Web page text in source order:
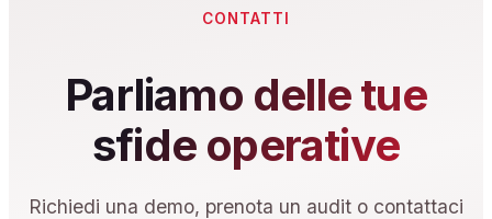
CONTATTI
Parliamo delle tue
sfide operative
Richiedi una demo, prenota un audit o contattaci